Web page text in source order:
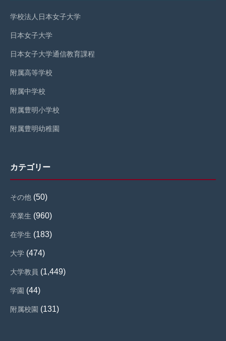
学校法人日本女子大学
日本女子大学
日本女子大学通信教育課程
附属高等学校
附属中学校
附属豊明小学校
附属豊明幼稚園
カテゴリー
その他 (50)
卒業生 (960)
在学生 (183)
大学 (474)
大学教員 (1,449)
学園 (44)
附属校園 (131)